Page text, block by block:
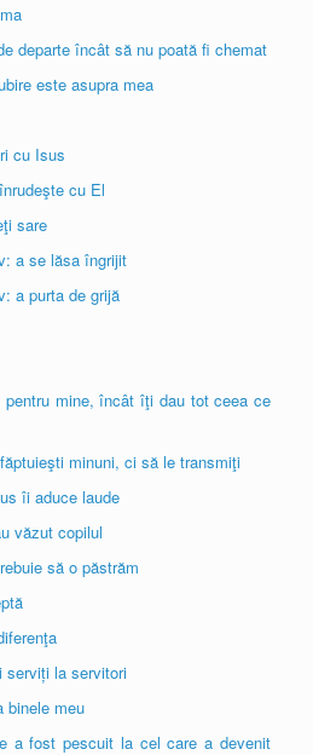
departe încât să nu poată fi chemat
este asupra mea
cu Isus
cu El
sare
a se lăsa îngrijit
a purta de grijă
mine, încât îţi dau tot ceea ce
minuni, ci să le transmiţi
îi aduce laude
văzut copilul
să o păstrăm
serviți la servitori
binele meu
a fost pescuit la cel care a devenit